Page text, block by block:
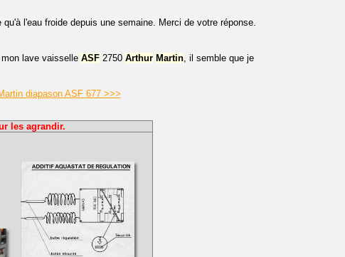
l'eau froide depuis une semaine. Merci de votre réponse.
lave vaisselle ASF 2750 Arthur Martin, il semble que je
diapason ASF 677 >>>
les agrandir.